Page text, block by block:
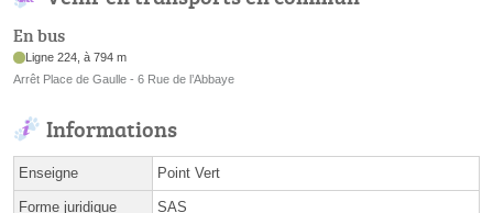
En bus
Ligne 224, à 794 m
Arrêt Place de Gaulle - 6 Rue de l’Abbaye
Informations
Enseigne Point Vert
Forme juridique SAS